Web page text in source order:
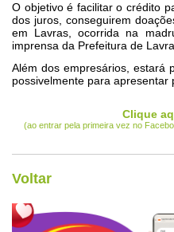
O objetivo é facilitar o crédito
dos juros, conseguirem
em Lavras, ocorrida na
imprensa da Prefeitura de
Além dos empresários, estará
possivelmente para apresentar
Clique
(ao entrar pela primeira vez no
Voltar